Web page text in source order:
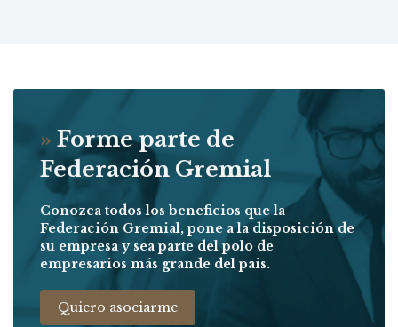
» Forme parte de
Federación Gremial
Conozca todos los beneficios que la
Federación Gremial, pone a la disposición de
su empresa y sea parte del polo de
empresarios más grande del pais.
Quiero asociarme